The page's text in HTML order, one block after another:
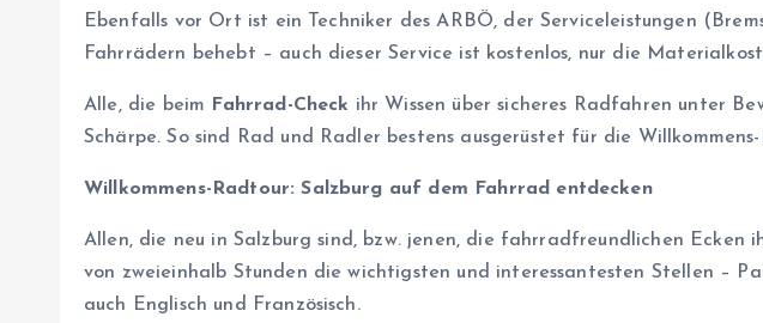
Ebenfalls vor Ort ist ein Techniker des ARBÖ, der Serviceleistungen
Fahrrädern behebt – auch dieser Service ist kostenlos, nur die
Alle, die beim Fahrrad-Check ihr Wissen über sicheres Radfahren unter
Schärpe. So sind Rad und Radler bestens ausgerüstet für die
Willkommens-Radtour: Salzburg auf dem Fahrrad entdecken
Allen, die neu in Salzburg sind, bzw. jenen, die fahrradfreundlichen
von zweieinhalb Stunden die wichtigsten und interessantesten Stellen –
auch Englisch und Französisch.